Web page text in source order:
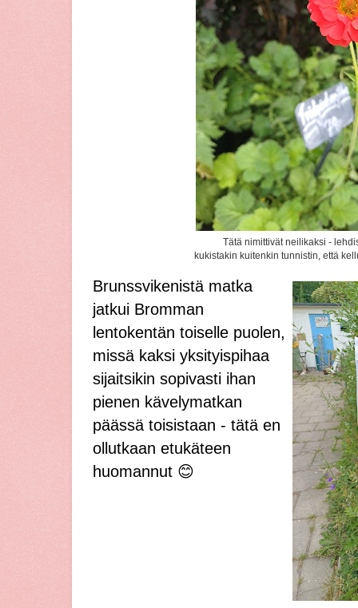
Tätä nimittivät neilikaksi -
kukistakin kuitenkin tunnistin, että
Brunssvikenistä matka
jatkui Bromman
lentokentän toiselle puolen,
missä kaksi yksityispihaa
sijaitsikin sopivasti ihan
pienen kävelymatkan
päässä toisistaan - tätä en
ollutkaan etukäteen
huomannut 😊